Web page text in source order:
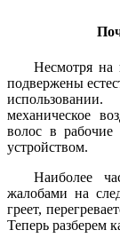
Несмотря на
подвержены
механическое
волос в
устройством.
Наиболее
жалобами на
греет,
Теперь разберем